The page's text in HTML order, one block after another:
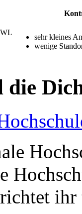
sehr kleines
wenige
ihr